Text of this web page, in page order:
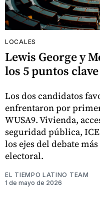
LOCALES
Lewis George y
los 5 puntos
Los dos candidatos
enfrentaron por
WUSA9. Vivienda,
seguridad pública,
los ejes del debate
electoral.
EL TIEMPO LATINO TEAM
1 de mayo de 2026